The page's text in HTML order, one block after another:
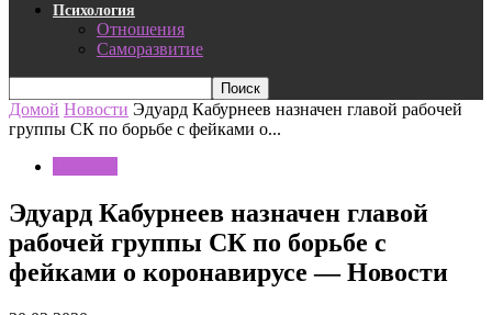
Психология
Отношения
Саморазвитие
Домой Новости Эдуард Кабурнеев назначен главой рабочей
группы СК по борьбе с фейками о...
Эдуард Кабурнеев назначен главой
рабочей группы СК по борьбе с
фейками о коронавирусе — Новости